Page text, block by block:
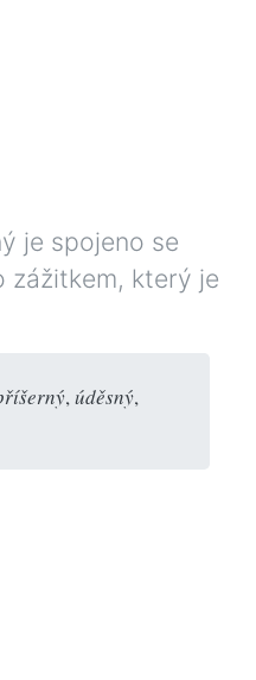
je spojeno se
zážitkem, který je
,úděsný,